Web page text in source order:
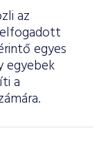
az
egyes
egyebek
a